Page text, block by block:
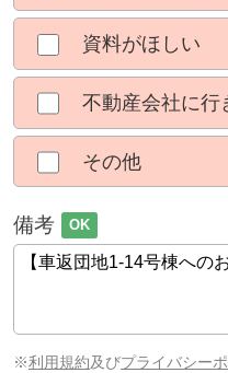
資料がほしい
不動産会社に行
その他
備考 OK
※利用規約及びプライバシー